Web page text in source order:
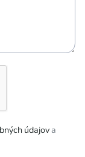
údajova